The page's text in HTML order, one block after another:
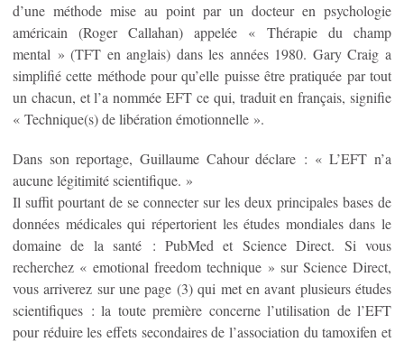
d’une méthode mise au point par un docteur en psychologie
américain (Roger Callahan) appelée « Thérapie du champ
mental » (TFT en anglais) dans les années 1980. Gary Craig a
simplifié cette méthode pour qu’elle puisse être pratiquée par tout
un chacun, et l’a nommée EFT ce qui, traduit en français, signifie
« Technique(s) de libération émotionnelle ».
Dans son reportage, Guillaume Cahour déclare : « L’EFT n’a
aucune légitimité scientifique. »
Il suffit pourtant de se connecter sur les deux principales bases de
données médicales qui répertorient les études mondiales dans le
domaine de la santé : PubMed et Science Direct. Si vous
recherchez « emotional freedom technique » sur Science Direct,
vous arriverez sur une page (3) qui met en avant plusieurs études
scientifiques : la toute première concerne l’utilisation de l’EFT
pour réduire les effets secondaires de l’association du tamoxifen et